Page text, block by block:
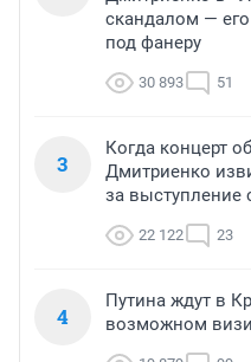
скандалом —
под фанеру
30 893 51
3
Когда концерт
Дмитриенко
за выступление
22 122 23
4
Путина ждут в
возможном